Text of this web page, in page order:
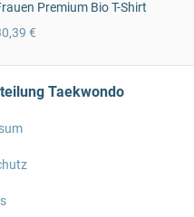
Premium Bio T-Shirt
€
Taekwondo